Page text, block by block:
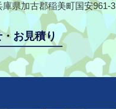
庫県加古郡稲美町国安961-3
お見積り